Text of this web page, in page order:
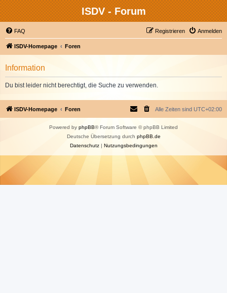
ISDV - Forum
FAQ Anmelden
Registrieren
ISDV-Homepage Foren
Information
Du bist leider nicht berechtigt, die Suche zu verwenden.
ISDV-Homepage Foren Alle Zeiten sind UTC+02:00
Powered by phpBB® Forum Software © phpBB Limited
Deutsche Übersetzung durch phpBB.de
Datenschutz| Nutzungsbedingungen